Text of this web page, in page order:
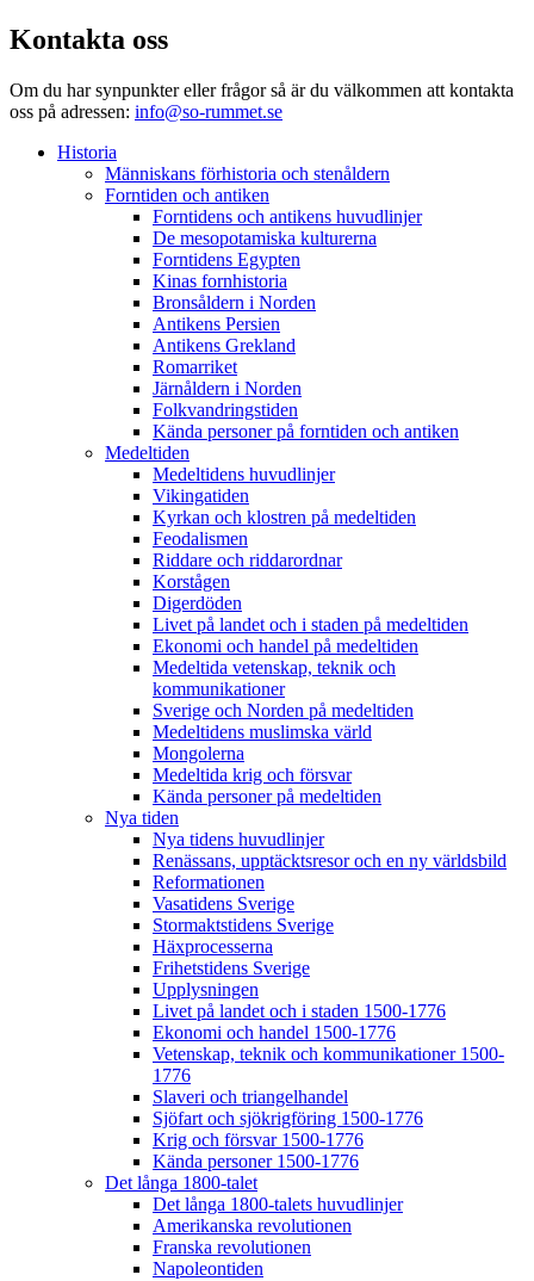
Kontakta oss
Om du har synpunkter eller frågor så är du välkommen att kontakta
oss på adressen: info@so-rummet.se
Historia
Människans förhistoria och stenåldern
Forntiden och antiken
Forntidens och antikens huvudlinjer
De mesopotamiska kulturerna
Forntidens Egypten
Kinas fornhistoria
Bronsåldern i Norden
Antikens Persien
Antikens Grekland
Romarriket
Järnåldern i Norden
Folkvandringstiden
Kända personer på forntiden och antiken
Medeltiden
Medeltidens huvudlinjer
Vikingatiden
Kyrkan och klostren på medeltiden
Feodalismen
Riddare och riddarordnar
Korstågen
Digerdöden
Livet på landet och i staden på medeltiden
Ekonomi och handel på medeltiden
Medeltida vetenskap, teknik och
kommunikationer
Sverige och Norden på medeltiden
Medeltidens muslimska värld
Mongolerna
Medeltida krig och försvar
Kända personer på medeltiden
Nya tiden
Nya tidens huvudlinjer
Renässans, upptäcktsresor och en ny världsbild
Reformationen
Vasatidens Sverige
Stormaktstidens Sverige
Häxprocesserna
Frihetstidens Sverige
Upplysningen
Livet på landet och i staden 1500-1776
Ekonomi och handel 1500-1776
Vetenskap, teknik och kommunikationer 1500-
1776
Slaveri och triangelhandel
Sjöfart och sjökrigföring 1500-1776
Krig och försvar 1500-1776
Kända personer 1500-1776
Det långa 1800-talet
Det långa 1800-talets huvudlinjer
Amerikanska revolutionen
Franska revolutionen
Napoleontiden